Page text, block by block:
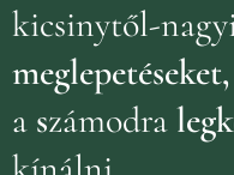
kicsinytől-
a számodra